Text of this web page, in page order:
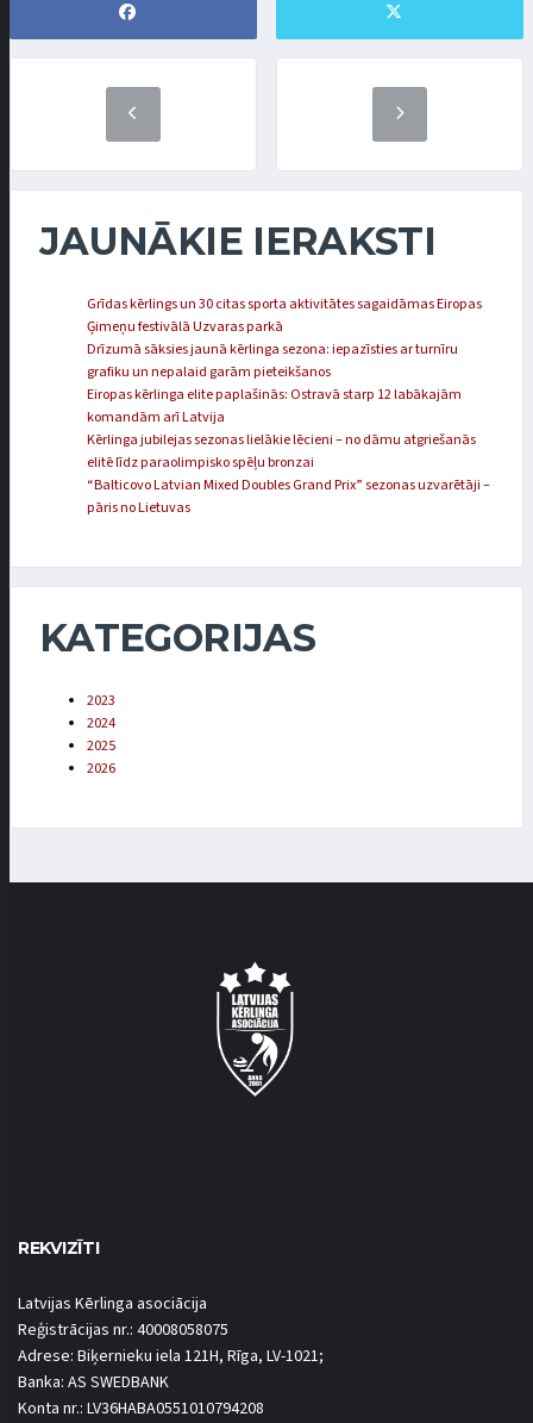
JAUNĀKIE IERAKSTI
Grīdas kērlings un 30 citas sporta aktivitātes sagaidāmas Eiropas
Ģimeņu festivālā Uzvaras parkā
Drīzumā sāksies jaunā kērlinga sezona: iepazīsties ar turnīru
grafiku un nepalaid garām pieteikšanos
Eiropas kērlinga elite paplašinās: Ostravā starp 12 labākajām
komandām arī Latvija
Kērlinga jubilejas sezonas lielākie lēcieni – no dāmu atgriešanās
elitē līdz paraolimpisko spēļu bronzai
“Balticovo Latvian Mixed Doubles Grand Prix” sezonas uzvarētāji –
pāris no Lietuvas
KATEGORIJAS
2023
2024
2025
2026
REKVIZĪTI
Latvijas Kērlinga asociācija
Reģistrācijas nr.: 40008058075
Adrese: Biķernieku iela 121H, Rīga, LV-1021;
Banka: AS SWEDBANK
Konta nr.: LV36HABA0551010794208